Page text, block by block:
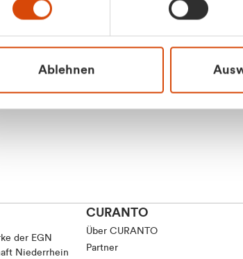
Ablehnen
Angebot?
stellen
der EGN
Niederrhein
CURANTO
Über CURANTO
Partner